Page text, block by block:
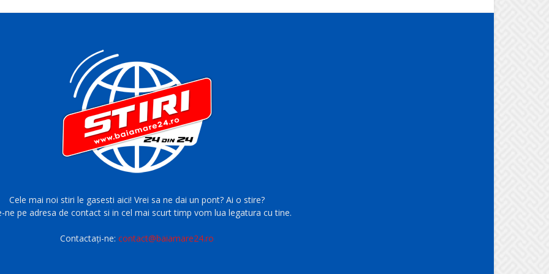
Cele mai noi stiri le gasesti aici! Vrei sa ne dai un pont? Ai o stire?
ne pe adresa de contact si in cel mai scurt timp vom lua legatura cu tine.
Contactați-ne:contact@baiamare24.ro